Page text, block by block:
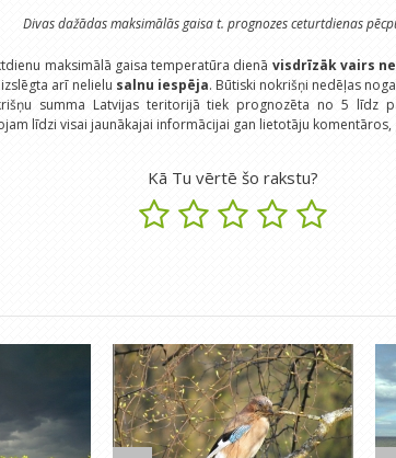
Divas dažādas maksimālās gaisa t. prognozes ceturtdienas
maksimālā gaisa temperatūra dienā visdrīzāk vairs
arī nelielu salnu iespēja. Būtiski nokrišņi nedēļas
summa Latvijas teritorijā tiek prognozēta no 5 līdz
līdzi visai jaunākajai informācijai gan lietotāju komentāros,
Kā Tu vērtē šo rakstu?